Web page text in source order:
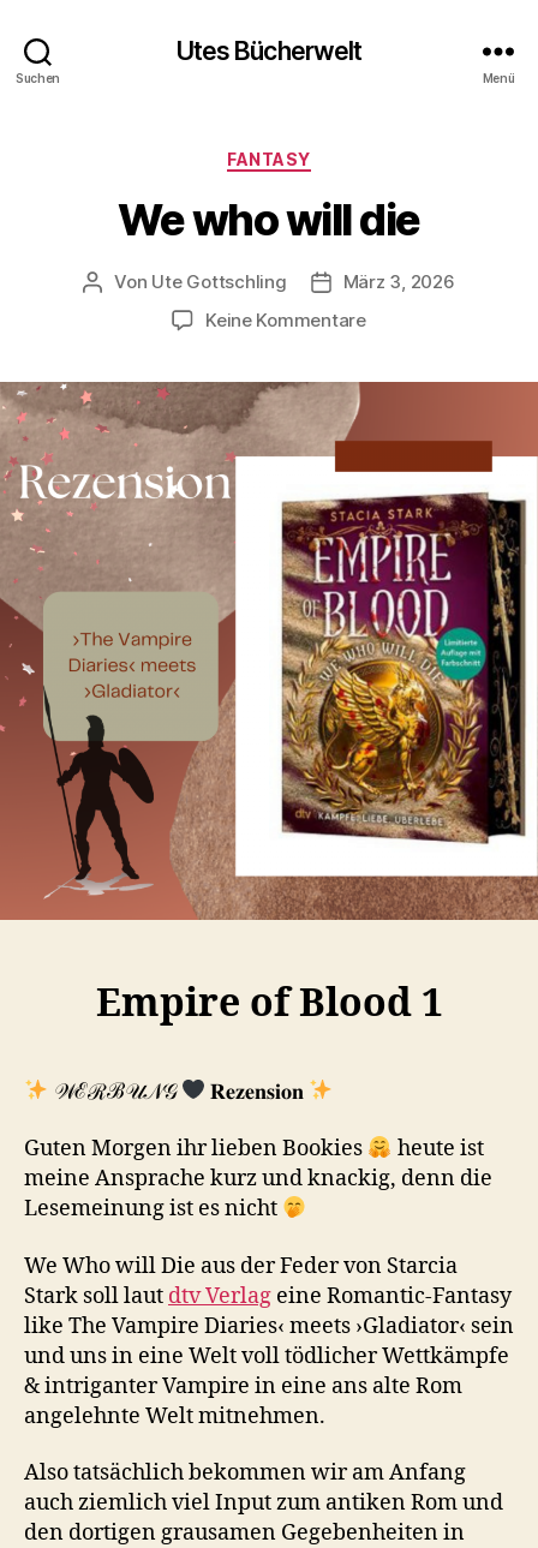
Suchen
Utes Bücherwelt
Menü
Kategorien
FANTASY
We who will die
Beitragsautor
Von Ute Gottschling Veröffentlichungsdatum
März 3, 2026
Keine Kommentarezu
Empire of Blood 1
𝒲ℰℛℬ𝒰𝒩𝒢 𝐑𝐞𝐳𝐞𝐧𝐬𝐢𝐨𝐧
Guten Morgen ihr lieben Bookies
heute ist
meine Ansprache kurz und knackig, denn die
Lesemeinung ist es nicht
We Who will Die aus der Feder von Starcia
Stark soll laut dtv Verlag eine Romantic-Fantasy
like The Vampire Diaries‹ meets ›Gladiator‹ sein
und uns in eine Welt voll tödlicher Wettkämpfe
& intriganter Vampire in eine ans alte Rom
angelehnte Welt mitnehmen.
Also tatsächlich bekommen wir am Anfang
auch ziemlich viel Input zum antiken Rom und
den dortigen grausamen Gegebenheiten in